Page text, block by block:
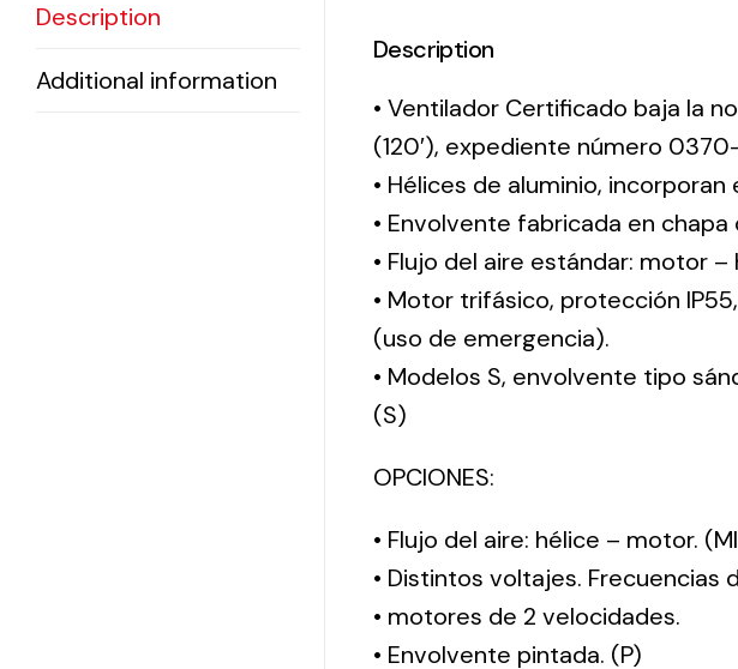
Description
Additional information
Description
• Ventilador Certificado baja la
(120′), expediente número
• Hélices de aluminio,
• Envolvente fabricada en
• Flujo del aire estándar: motor –
• Motor trifásico, protección
(uso de emergencia).
• Modelos S, envolvente tipo
(S)
OPCIONES:
• Flujo del aire: hélice – motor.
• Distintos voltajes. Frecuencias
• motores de 2 velocidades.
• Envolvente pintada. (P)